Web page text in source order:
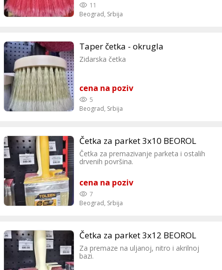
11
Beograd, Srbija
Taper četka - okrugla
Zidarska četka
cena na poziv
5
Beograd, Srbija
Četka za parket 3x10 BEOROL
Četka za premazivanje parketa i ostalih
drvenih površina.
cena na poziv
7
Beograd, Srbija
Četka za parket 3x12 BEOROL
Za premaze na uljanoj, nitro i akrilnoj
bazi.